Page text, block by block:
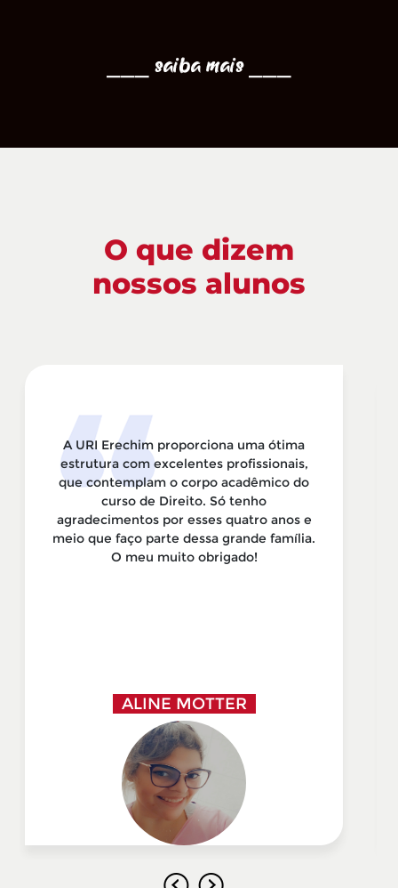
⎯⎯⎯ saiba mais ⎯⎯⎯
O que dizem
nossos alunos
A URI Erechim proporciona uma ótima
estrutura com excelentes profissionais,
que contemplam o corpo acadêmico do
curso de Direito. Só tenho
agradecimentos por esses quatro anos e
meio que faço parte dessa grande família.
O meu muito obrigado!
ALINE MOTTER